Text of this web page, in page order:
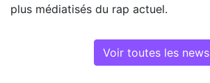
plus médiatisés du rap actuel.
Voir toutes les news